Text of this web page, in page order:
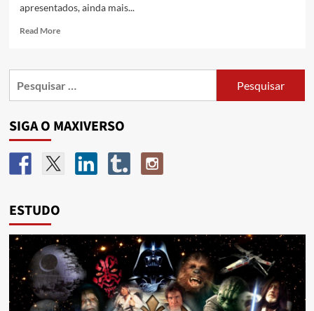
apresentados, ainda mais...
Read More
SIGA O MAXIVERSO
ESTUDO